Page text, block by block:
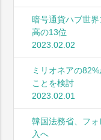
暗号通貨ハブ世
高の13位
2023.02.02
ミリオネアの
ことを検討
2023.02.01
韓国法務省、フ
入へ